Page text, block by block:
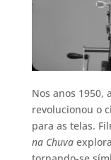
Nos anos 1950,
revolucionou o
para as telas.
na Chuva